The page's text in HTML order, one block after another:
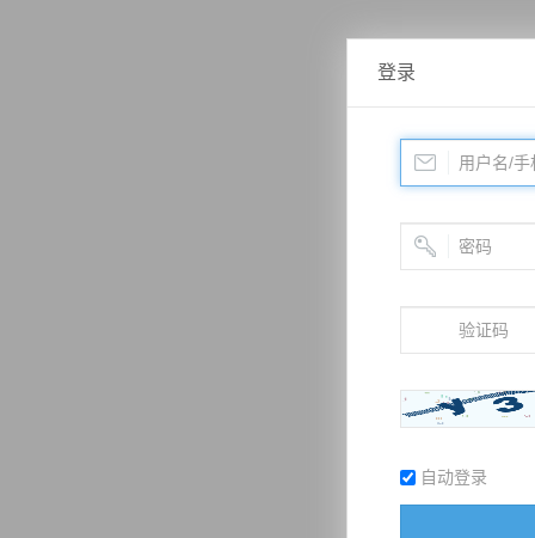
登录
自动登录